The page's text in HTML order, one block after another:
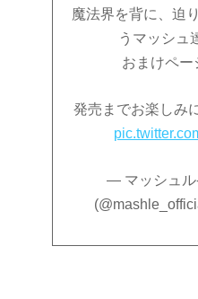
魔法界を背に、迫
うマッシュ
おまけペー
発売までお楽しみ
— マッシュル